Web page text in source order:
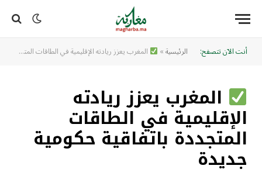
أنت الآن تتصفح: الرئيسية» المغرب يعزز ريادته الإقليمية في الطاقات المتجددة باتفاقية حكومية جديدة
المغرب يعزز ريادته
الإقليمية في الطاقات
المتجددة باتفاقية حكومية
جديدة